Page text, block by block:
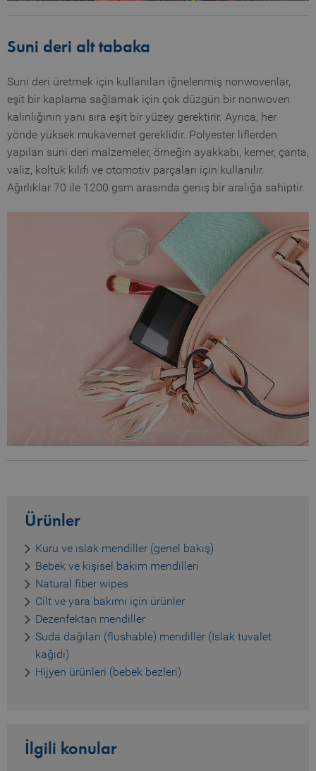
Suni deri alt tabaka
Suni deri üretmek için kullanılan iğnelenmiş nonwovenlar,
eşit bir kaplama sağlamak için çok düzgün bir nonwoven
kalınlığının yanı sıra eşit bir yüzey gerektirir. Ayrıca, her
yönde yüksek mukavemet gereklidir. Polyester liflerden
yapılan suni deri malzemeler, örneğin ayakkabı, kemer, çanta,
valiz, koltuk kılıfı ve otomotiv parçaları için kullanılır.
Ağırlıklar 70 ile 1200 gsm arasında geniş bir aralığa sahiptir.
Ürünler
Kuru ve ıslak mendiller (genel bakış)
Bebek ve kişisel bakım mendilleri
Natural fiber wipes
Cilt ve yara bakımı için ürünler
Dezenfektan mendiller
Suda dağılan (flushable) mendiller (Islak tuvalet
kağıdı)
Hijyen ürünleri (bebek bezleri)
İlgili konular